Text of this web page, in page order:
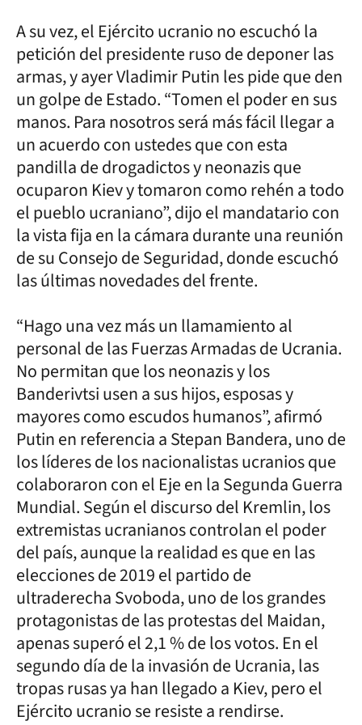
A su vez, el Ejército ucranio no escuchó la
petición del presidente ruso de deponer las
armas, y ayer Vladimir Putin les pide que den
un golpe de Estado. “Tomen el poder en sus
manos. Para nosotros será más fácil llegar a
un acuerdo con ustedes que con esta
pandilla de drogadictos y neonazis que
ocuparon Kiev y tomaron como rehén a todo
el pueblo ucraniano”, dijo el mandatario con
la vista fija en la cámara durante una reunión
de su Consejo de Seguridad, donde escuchó
las últimas novedades del frente.
“Hago una vez más un llamamiento al
personal de las Fuerzas Armadas de Ucrania.
No permitan que los neonazis y los
Banderivtsi usen a sus hijos, esposas y
mayores como escudos humanos”, afirmó
Putin en referencia a Stepan Bandera, uno de
los líderes de los nacionalistas ucranios que
colaboraron con el Eje en la Segunda Guerra
Mundial. Según el discurso del Kremlin, los
extremistas ucranianos controlan el poder
del país, aunque la realidad es que en las
elecciones de 2019 el partido de
ultraderecha Svoboda, uno de los grandes
protagonistas de las protestas del Maidan,
apenas superó el 2,1 % de los votos. En el
segundo día de la invasión de Ucrania, las
tropas rusas ya han llegado a Kiev, pero el
Ejército ucranio se resiste a rendirse.